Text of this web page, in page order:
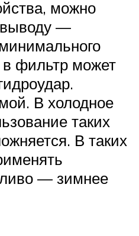
можно
выводу —
в фильтр может
В холодное
таких
В таких
— зимнее